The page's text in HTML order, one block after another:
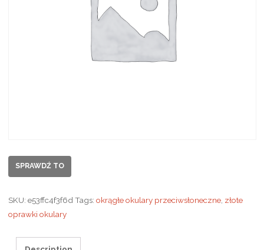
SPRAWDŹ TO
SKU: e53ffc4f3f6d Tags: okrągłe okulary przeciwsłoneczne, złote
oprawki okulary